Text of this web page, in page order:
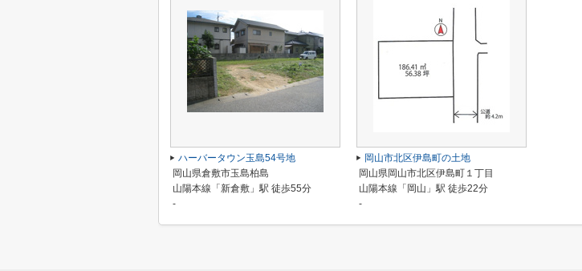
ハーバータウン玉島54号地
岡山県倉敷市玉島柏島
山陽本線「新倉敷」駅 徒歩55分
-
岡山市北区伊島町の土地
岡山県岡山市北区伊島町１丁目
山陽本線「岡山」駅 徒歩22分
-